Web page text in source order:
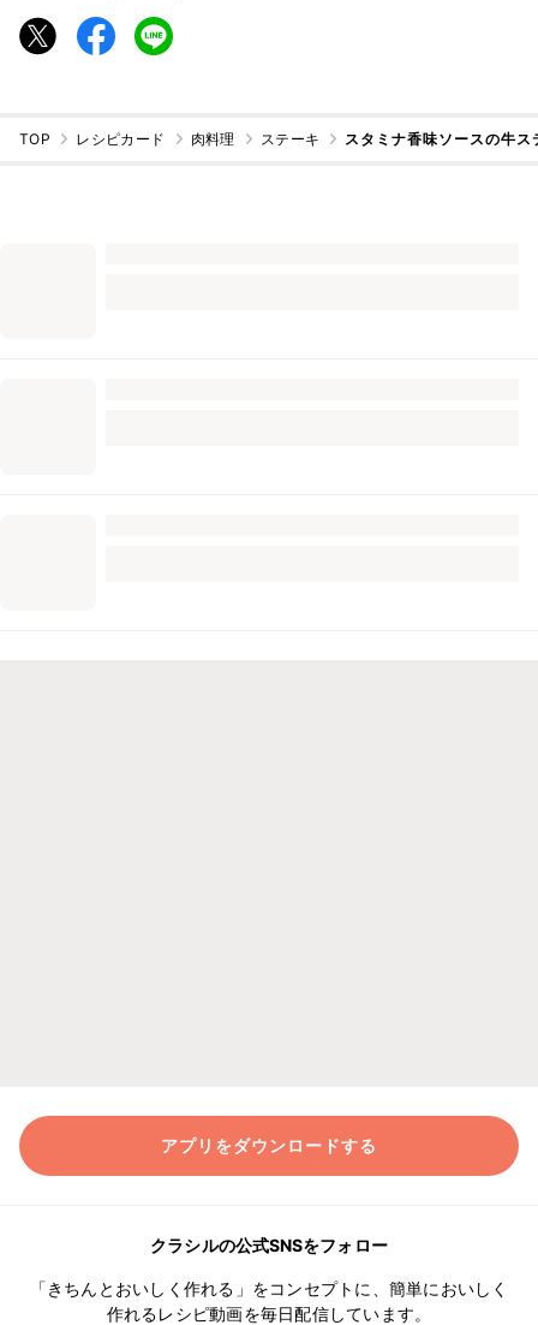
TOP レシピカード 肉料理 ステーキ スタミナ香味ソースの牛ス
アプリをダウンロードする
クラシルの公式SNSをフォロー
「きちんとおいしく作れる」をコンセプトに、簡単においしく
作れるレシピ動画を毎日配信しています。